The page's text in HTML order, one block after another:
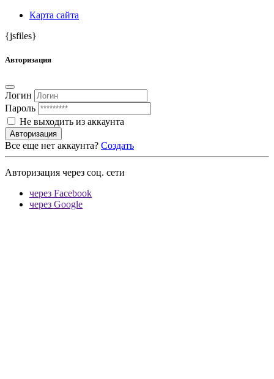
Карта сайта
{jsfiles}
Авторизация
Логин
Пароль
Не выходить из аккаунта
Авторизация
Все еще нет аккаунта? Создать
Авторизация через соц. сети
через Facebook
через Google